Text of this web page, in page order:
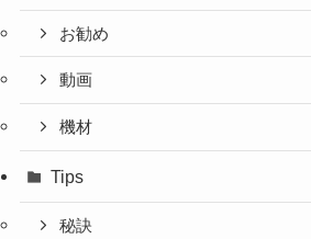
お勧め
動画
機材
Tips
秘訣